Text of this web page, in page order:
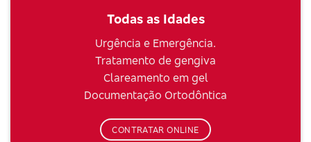
Todas as Idades
Urgência e Emergência.
Tratamento de gengiva
Clareamento em gel
Documentação Ortodôntica
CONTRATAR ONLINE